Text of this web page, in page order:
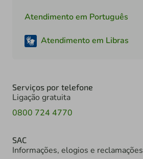
Atendimento em Português
Atendimento em Libras
Serviços por telefone
Ligação gratuita
0800 724 4770
SAC
Informações, elogios e reclamações